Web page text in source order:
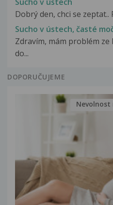
Dobrý den, chci se zeptat..
Sucho v ústech, časté
Zdravím, mám problém
do...
DOPORUČUJEME